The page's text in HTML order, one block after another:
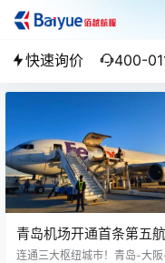
快速询价 400-
青岛机场开通首条第五
货运航线
连通三大枢纽城市！青岛-大